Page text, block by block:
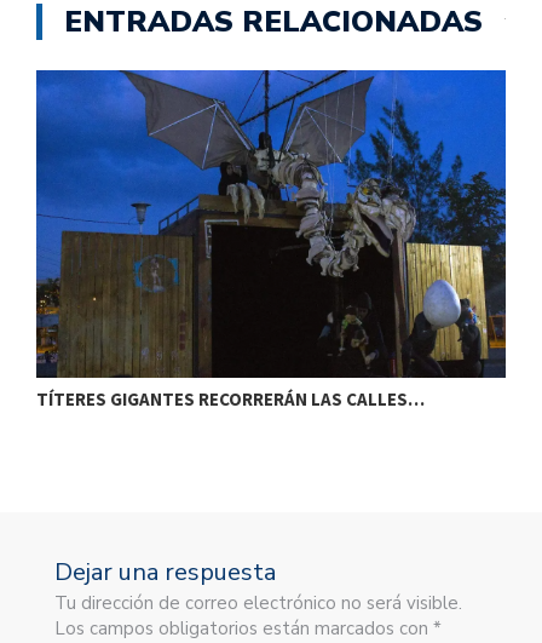
ENTRADAS RELACIONADAS
TÍTERES GIGANTES RECORRERÁN LAS CALLES…
Dejar una respuesta
Tu dirección de correo electrónico no será visible.
Los campos obligatorios están marcados con *